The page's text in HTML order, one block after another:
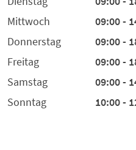
Mittwoch
09:00 -
Donnerstag
09:00 -
Freitag
09:00 -
Samstag
09:00 -
Sonntag
10:00 -